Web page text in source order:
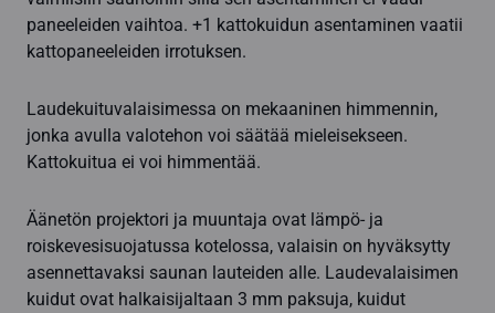
paneeleiden vaihtoa. +1 kattokuidun asentaminen vaatii
kattopaneeleiden irrotuksen.
Laudekuituvalaisimessa on mekaaninen himmennin,
jonka avulla valotehon voi säätää mieleisekseen.
Kattokuitua ei voi himmentää.
Äänetön projektori ja muuntaja ovat lämpö- ja
roiskevesisuojatussa kotelossa, valaisin on hyväksytty
asennettavaksi saunan lauteiden alle. Laudevalaisimen
kuidut ovat halkaisijaltaan 3 mm paksuja, kuidut